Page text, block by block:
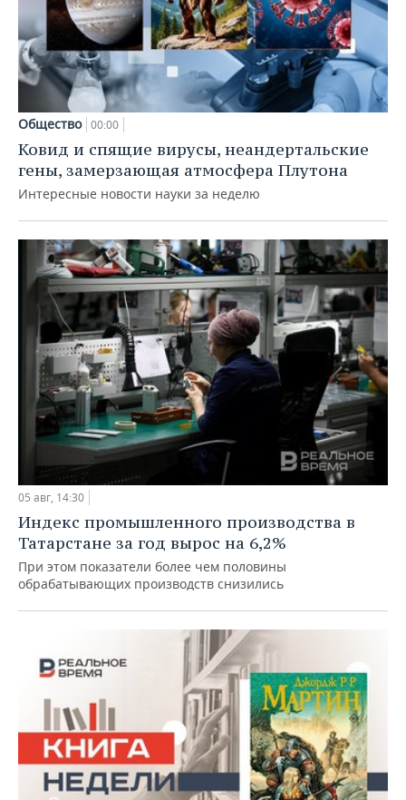
Общество 00:00
Ковид и спящие вирусы, неандертальские
гены, замерзающая атмосфера Плутона
Интересные новости науки за неделю
05 авг, 14:30
Индекс промышленного производства в
Татарстане за год вырос на 6,2%
При этом показатели более чем половины
обрабатывающих производств снизились